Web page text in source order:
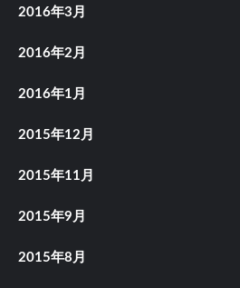
2016年3月
2016年2月
2016年1月
2015年12月
2015年11月
2015年9月
2015年8月